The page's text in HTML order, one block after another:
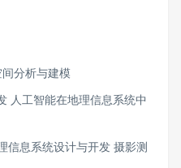
分析与建模
人工智能在地理信息系统中
信息系统设计与开发 摄影测